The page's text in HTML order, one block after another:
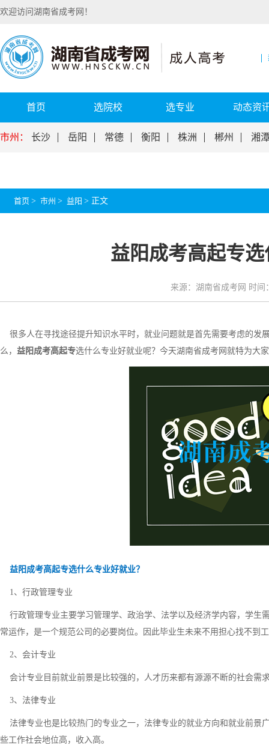
欢迎访问湖南省成考网！
首页 选院校 选专业 动态资
市州： 长沙 岳阳 常德 衡阳 株洲 郴州 湘
首页 > 市州 > 益阳 > 正文
益阳成考高起专
来源：湖南省成考网 时间
很多人在寻找途径提升知识水平时，就业问题就是首先需要考虑的发
么， 益阳成考高起专选什么专业好就业呢？今天湖南省成考网就特为大
益阳成考高起专选什么专业好就业？
1、行政管理专业
行政管理专业主要学习管理学、政治学、法学以及经济学内容，学生
常运作，是一个规范公司的必要岗位。因此毕业生未来不用担心找不到
2、会计专业
会计专业目前就业前景是比较强的，人才历来都有源源不断的社会需
3、法律专业
法律专业也是比较热门的专业之一，法律专业的就业方向和就业前景
些工作社会地位高，收入高。